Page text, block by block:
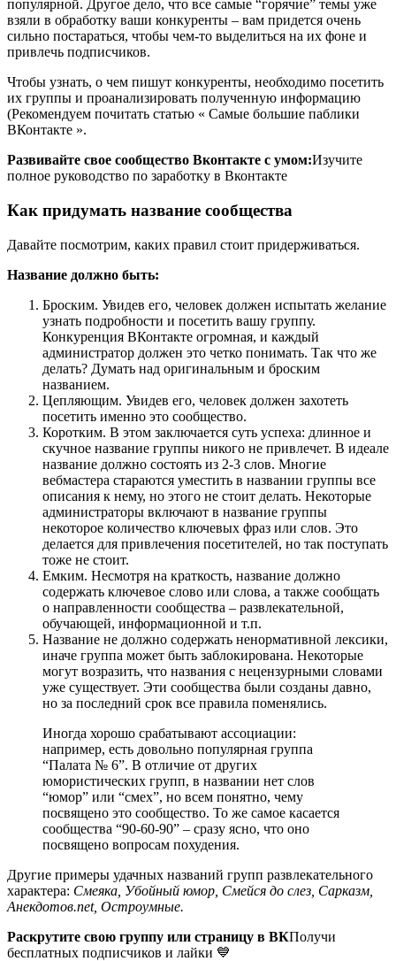
популярной. Другое дело, что все самые “горячие” темы уже
взяли в обработку ваши конкуренты – вам придется очень
сильно постараться, чтобы чем-то выделиться на их фоне и
привлечь подписчиков.
Чтобы узнать, о чем пишут конкуренты, необходимо посетить
их группы и проанализировать полученную информацию
(Рекомендуем почитать статью « Самые большие паблики
ВКонтакте ».
Развивайте свое сообщество Вконтакте с умом:Изучите
полное руководство по заработку в Вконтакте
Как придумать название сообщества
Давайте посмотрим, каких правил стоит придерживаться.
Название должно быть:
Броским. Увидев его, человек должен испытать желание
узнать подробности и посетить вашу группу.
Конкуренция ВКонтакте огромная, и каждый
администратор должен это четко понимать. Так что же
делать? Думать над оригинальным и броским
названием.
Цепляющим. Увидев его, человек должен захотеть
посетить именно это сообщество.
Коротким. В этом заключается суть успеха: длинное и
скучное название группы никого не привлечет. В идеале
название должно состоять из 2-3 слов. Многие
вебмастера стараются уместить в названии группы все
описания к нему, но этого не стоит делать. Некоторые
администраторы включают в название группы
некоторое количество ключевых фраз или слов. Это
делается для привлечения посетителей, но так поступать
тоже не стоит.
Емким. Несмотря на краткость, название должно
содержать ключевое слово или слова, а также сообщать
о направленности сообщества – развлекательной,
обучающей, информационной и т.п.
Название не должно содержать ненормативной лексики,
иначе группа может быть заблокирована. Некоторые
могут возразить, что названия с нецензурными словами
уже существует. Эти сообщества были созданы давно,
но за последний срок все правила поменялись.
Иногда хорошо срабатывают ассоциации:
например, есть довольно популярная группа
“Палата № 6”. В отличие от других
юмористических групп, в названии нет слов
“юмор” или “смех”, но всем понятно, чему
посвящено это сообщество. То же самое касается
сообщества “90-60-90” – сразу ясно, что оно
посвящено вопросам похудения.
Другие примеры удачных названий групп развлекательного
характера: Смеяка, Убойный юмор, Смейся до слез, Сарказм,
Анекдотов.net, Остроумные.
Раскрутите свою группу или страницу в ВКПолучи
бесплатных подписчиков и лайки 💙